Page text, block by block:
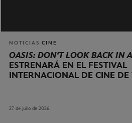
NOTICIAS CINE
OASIS: DON'T LOOK BACK IN
ESTRENARÁ EN EL FESTIVAL
INTERNACIONAL DE CINE DE
27 de julio de 2026